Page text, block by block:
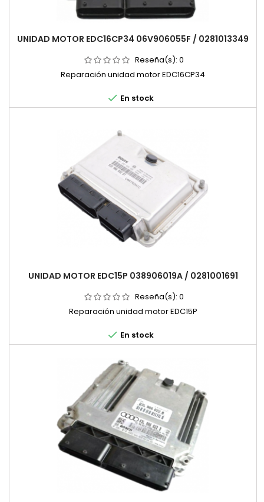
UNIDAD MOTOR EDC16CP34 06V906055F / 0281013349
Reseña(s): 0
Reparación unidad motor EDC16CP34
 En stock
UNIDAD MOTOR EDC15P 038906019A / 0281001691
Reseña(s): 0
Reparación unidad motor EDC15P
 En stock